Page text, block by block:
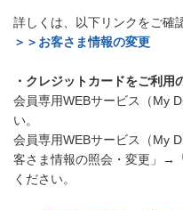
詳しくは、以下リンクをご確
＞＞お客さま情報の変更
・クレジットカードをご利用
会員専用WEBサービス（My
い。
会員専用WEBサービス（My
客さま情報の照会・変更」→
ください。